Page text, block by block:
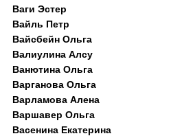
Ваги Эстер
Вайль Петр
Вайсбейн Ольга
Валиулина Алсу
Ванютина Ольга
Варганова Ольга
Варламова Алена
Варшавер Ольга
Васенина Екатерина